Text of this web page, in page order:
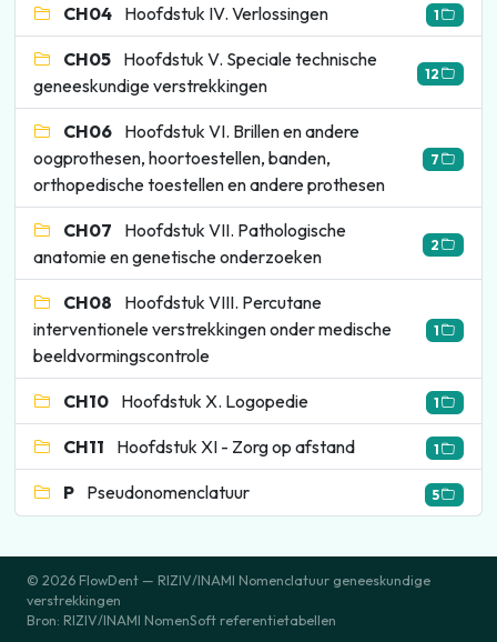
CH04 Hoofdstuk IV. Verlossingen 1
CH05
Hoofdstuk V. Speciale technische
geneeskundige verstrekkingen
12
CH06
Hoofdstuk VI. Brillen en andere
oogprothesen, hoortoestellen, banden,
orthopedische toestellen en andere prothesen
7
CH07
Hoofdstuk VII. Pathologische
anatomie en genetische onderzoeken
2
CH08
Hoofdstuk VIII. Percutane
interventionele verstrekkingen onder medische
beeldvormingscontrole
1
CH10 Hoofdstuk X. Logopedie 1
CH11 Hoofdstuk XI - Zorg op afstand 1
P Pseudonomenclatuur 5
© 2026 FlowDent — RIZIV/INAMI Nomenclatuur geneeskundige
verstrekkingen
Bron: RIZIV/INAMI NomenSoft referentietabellen